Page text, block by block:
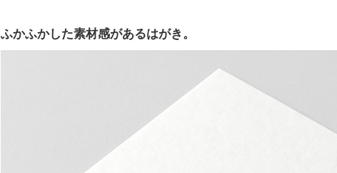
ふかふかした素材感があるはがき。